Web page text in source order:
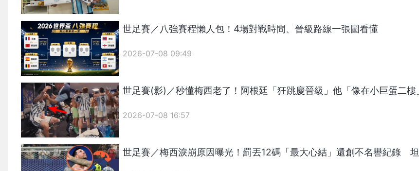
世足賽／八強賽程懶人包！4場對戰時間、晉級路線一張圖看懂
2026-07-08 09:49
世足賽(影)／秒懂梅西老了！阿根廷「狂跳慶晉級」他「像在小巨蛋二
2026-07-08 16:57
世足賽／梅西淚崩原因曝光！罰丟12碼「最大心結」還創不名譽紀錄